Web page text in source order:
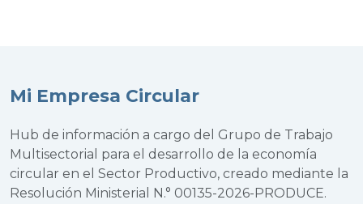
Mi Empresa Circular
Hub de información a cargo del Grupo de Trabajo
Multisectorial para el desarrollo de la economía
circular en el Sector Productivo, creado mediante la
Resolución Ministerial N.° 00135-2026-PRODUCE.